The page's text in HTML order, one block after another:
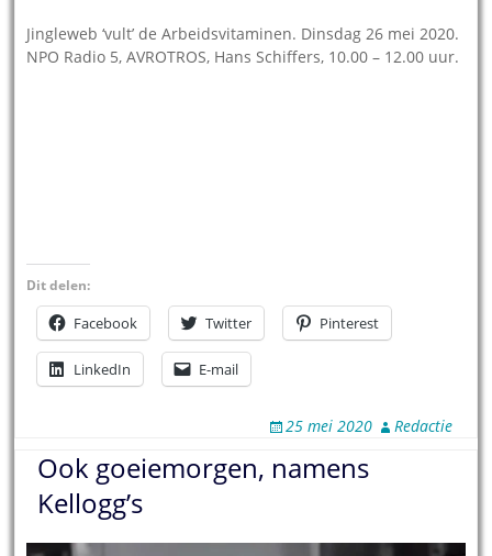
Jingleweb ‘vult’ de Arbeidsvitaminen. Dinsdag 26 mei 2020.
NPO Radio 5, AVROTROS, Hans Schiffers, 10.00 – 12.00 uur.
Dit delen:
Facebook Twitter Pinterest
LinkedIn E-mail
25 mei 2020 Redactie
Ook goeiemorgen, namens
Kellogg’s